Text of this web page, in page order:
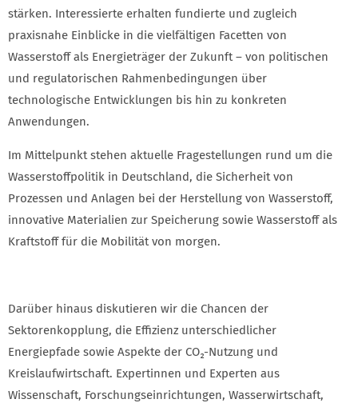
stärken. Interessierte erhalten fundierte und zugleich
praxisnahe Einblicke in die vielfältigen Facetten von
Wasserstoff als Energieträger der Zukunft – von politischen
und regulatorischen Rahmenbedingungen über
technologische Entwicklungen bis hin zu konkreten
Anwendungen.
Im Mittelpunkt stehen aktuelle Fragestellungen rund um die
Wasserstoffpolitik in Deutschland, die Sicherheit von
Prozessen und Anlagen bei der Herstellung von Wasserstoff,
innovative Materialien zur Speicherung sowie Wasserstoff als
Kraftstoff für die Mobilität von morgen.
Darüber hinaus diskutieren wir die Chancen der
Sektorenkopplung, die Effizienz unterschiedlicher
Energiepfade sowie Aspekte der CO₂-Nutzung und
Kreislaufwirtschaft. Expertinnen und Experten aus
Wissenschaft, Forschungseinrichtungen, Wasserwirtschaft,